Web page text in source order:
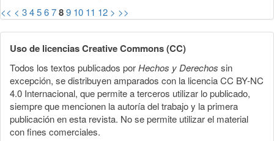
<< < 3456789 10 11 12 > >>
Uso de licencias Creative Commons (CC)
Todos los textos publicados porHechos y Derechos sin
excepción, se distribuyen amparados con la licencia CC BY-NC
4.0 Internacional, que permite a terceros utilizar lo publicado,
siempre que mencionen la autoría del trabajo y la primera
publicación en esta revista. No se permite utilizar el material
con fines comerciales.